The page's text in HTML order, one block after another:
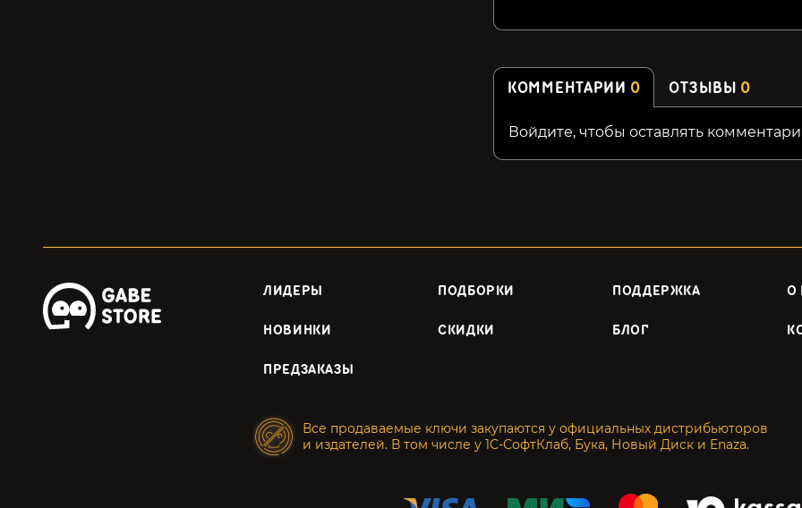
КОММЕНТАРИИ 0 ОТЗЫВЫ 0
Войдите, чтобы оставлять
ЛИДЕРЫ ПОДБОРКИ ПОДДЕРЖКА О
НОВИНКИ СКИДКИ БЛОГ
ПРЕДЗАКАЗЫ
Все продаваемые ключи закупаются у официальных дистрибьюторов
и издателей. В том числе у 1С-СофтКлаб, Бука, Новый Диск и Enaza.